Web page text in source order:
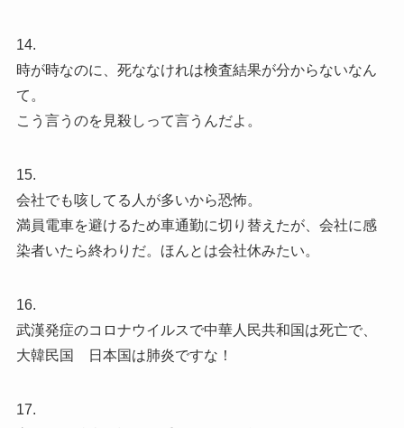
14.
時が時なのに、死ななけれは検査結果が分からないなん
て。
こう言うのを見殺しって言うんだよ。
15.
会社でも咳してる人が多いから恐怖。
満員電車を避けるため車通勤に切り替えたが、会社に感
染者いたら終わりだ。ほんとは会社休みたい。
16.
武漢発症のコロナウイルスで中華人民共和国は死亡で、
大韓民国 日本国は肺炎ですな！
17.